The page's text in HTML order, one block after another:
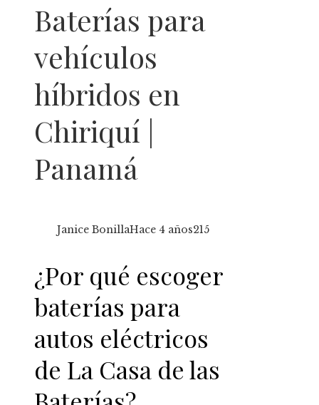
Baterías para
vehículos
híbridos en
Chiriquí |
Panamá
Janice BonillaHace 4 años215
¿Por qué escoger
baterías para
autos eléctricos
de La Casa de las